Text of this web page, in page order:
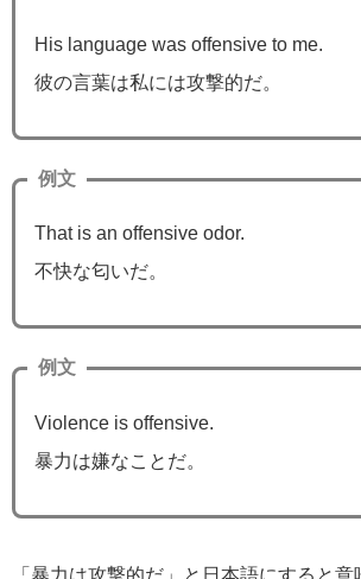
His language was offensive to me.
彼の言葉は私には攻撃的だ。
例文
That is an offensive odor.
不快な匂いだ。
例文
Violence is offensive.
暴力は嫌なことだ。
「暴力は攻撃的だ」と日本語にすると